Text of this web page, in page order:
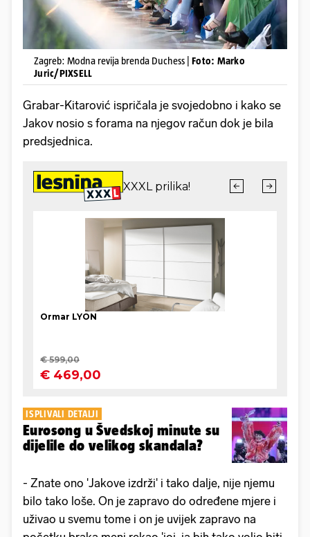
Zagreb: Modna revija brenda Duchess | Foto: Marko
Juric/PIXSELL
Grabar-Kitarović ispričala je svojedobno i kako se
Jakov nosio s forama na njegov račun dok je bila
predsjednica.
ISPLIVALI DETALJI
Eurosong u Švedskoj minute su
dijelile do velikog skandala?
- Znate ono 'Jakove izdrži' i tako dalje, nije njemu
bilo tako loše. On je zapravo do određene mjere i
uživao u svemu tome i on je uvijek zapravo na